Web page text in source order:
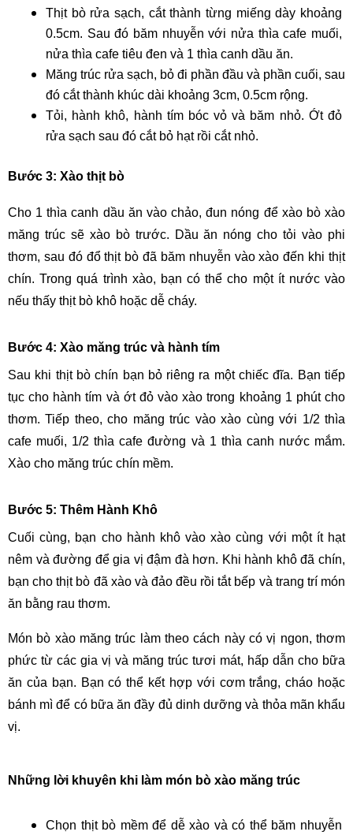
Thịt bò rửa sạch, cắt thành từng miếng dày khoảng
0.5cm. Sau đó băm nhuyễn với nửa thìa cafe muối,
nửa thìa cafe tiêu đen và 1 thìa canh dầu ăn.
Măng trúc rửa sạch, bỏ đi phần đầu và phần cuối, sau
đó cắt thành khúc dài khoảng 3cm, 0.5cm rộng.
Tỏi, hành khô, hành tím bóc vỏ và băm nhỏ. Ớt đỏ
rửa sạch sau đó cắt bỏ hạt rồi cắt nhỏ.
Bước 3: Xào thịt bò
Cho 1 thìa canh dầu ăn vào chảo, đun nóng để xào bò xào
măng trúc sẽ xào bò trước. Dầu ăn nóng cho tỏi vào phi
thơm, sau đó đổ thịt bò đã băm nhuyễn vào xào đến khi thịt
chín. Trong quá trình xào, bạn có thể cho một ít nước vào
nếu thấy thịt bò khô hoặc dễ cháy.
Bước 4: Xào măng trúc và hành tím
Sau khi thịt bò chín bạn bỏ riêng ra một chiếc đĩa. Bạn tiếp
tục cho hành tím và ớt đỏ vào xào trong khoảng 1 phút cho
thơm. Tiếp theo, cho măng trúc vào xào cùng với 1/2 thìa
cafe muối, 1/2 thìa cafe đường và 1 thìa canh nước mắm.
Xào cho măng trúc chín mềm.
Bước 5: Thêm Hành Khô
Cuối cùng, bạn cho hành khô vào xào cùng với một ít hạt
nêm và đường để gia vị đậm đà hơn. Khi hành khô đã chín,
bạn cho thịt bò đã xào và đảo đều rồi tắt bếp và trang trí món
ăn bằng rau thơm.
Món bò xào măng trúc làm theo cách này có vị ngon, thơm
phức từ các gia vị và măng trúc tươi mát, hấp dẫn cho bữa
ăn của bạn. Bạn có thể kết hợp với cơm trắng, cháo hoặc
bánh mì để có bữa ăn đầy đủ dinh dưỡng và thỏa mãn khẩu
vị.
Những lời khuyên khi làm món bò xào măng trúc
Chọn thịt bò mềm để dễ xào và có thể băm nhuyễn